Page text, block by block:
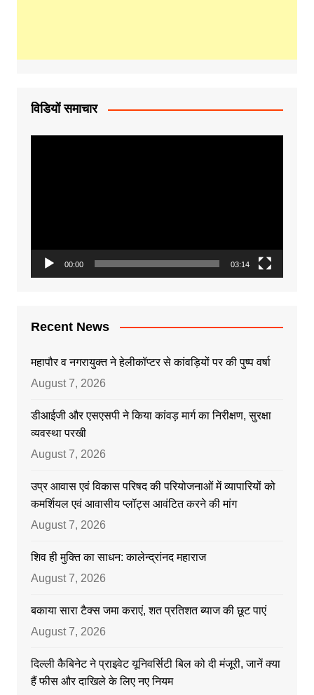
विडियों समाचार
00:00 03:14
Recent News
महापौर व नगरायुक्त ने हेलीकॉप्टर से कांवड़ियों पर की पुष्प वर्षा
August 7, 2026
डीआईजी और एसएसपी ने किया कांवड़ मार्ग का निरीक्षण, सुरक्षा
व्यवस्था परखी
August 7, 2026
उप्र आवास एवं विकास परिषद की परियोजनाओं में व्यापारियों को
कमर्शियल एवं आवासीय प्लॉट्स आवंटित करने की मांग
August 7, 2026
शिव ही मुक्ति का साधन: कालेन्द्रांनद महाराज
August 7, 2026
बकाया सारा टैक्स जमा कराएं, शत प्रतिशत ब्याज की छूट पाएं
August 7, 2026
दिल्ली कैबिनेट ने प्राइवेट यूनिवर्सिटी बिल को दी मंजूरी, जानें क्या
हैं फीस और दाखिले के लिए नए नियम